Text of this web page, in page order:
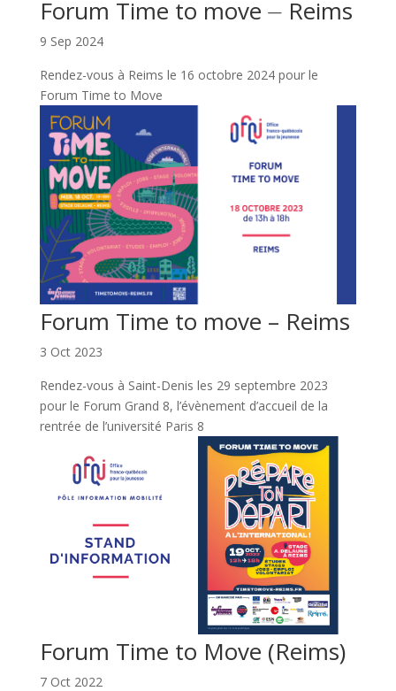
Forum Time to move ⏤ Reims
9 Sep 2024
Rendez-vous à Reims le 16 octobre 2024 pour le
Forum Time to Move
Forum Time to move – Reims
3 Oct 2023
Rendez-vous à Saint-Denis les 29 septembre 2023
pour le Forum Grand 8, l’évènement d’accueil de la
rentrée de l’université Paris 8
Forum Time to Move (Reims)
7 Oct 2022